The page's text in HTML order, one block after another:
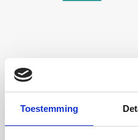
Toestemming
Deze